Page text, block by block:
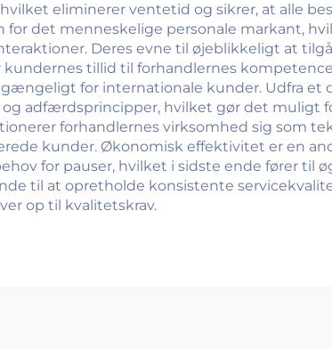
eliminerer ventetid og sikrer, at alle
det menneskelige personale markant,
Deres evne til øjeblikkeligt at
tillid til forhandlernes
for internationale kunder. Udfra
adfærdsprincipper, hvilket gør det muligt
forhandlernes virksomhed sig som
kunder. Økonomisk effektivitet er en
for pauser, hvilket i sidste ende fører til
til at opretholde konsistente
op til kvalitetskrav.